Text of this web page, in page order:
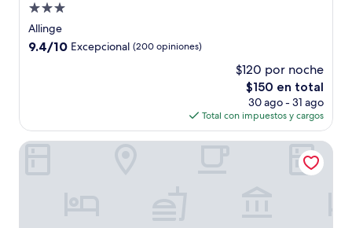
Propiedad
de
3.0
Allinge
9.4
9.4/10 Excepcional (200 opiniones)
$120 por noche
El
precio
actual
es
de
$150 en total
30 ago - 31 ago
Total con impuestos y cargos
Grønbechs Hotel